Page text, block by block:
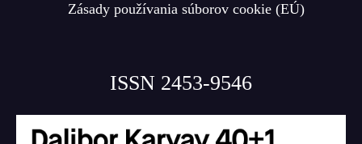
Zásady používania súborov cookie (EÚ)
ISSN 2453-9546